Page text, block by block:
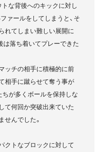
な背後へのキックに対し
ァールをしてしまうと、そ
れてしまい難しい展開に
は落ち着いてプレーできた
ッチの相手に積極的に前
相手に蹴らせて奪う事が
ちが多くボールを保持しな
て何回か突破出来ていた
んでした。
クトなブロックに対して